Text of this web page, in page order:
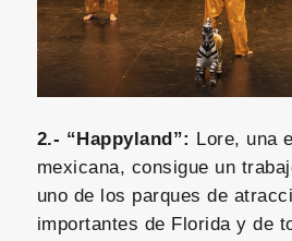
2.- “Happyland”: Lore, una
mexicana, consigue un
uno de los parques de
importantes de Florida y de